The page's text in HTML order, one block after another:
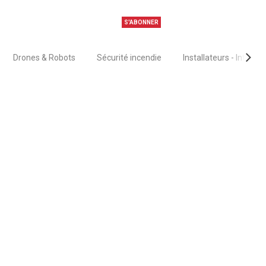
S'ABONNER
Drones & Robots Sécurité incendie Installateurs -